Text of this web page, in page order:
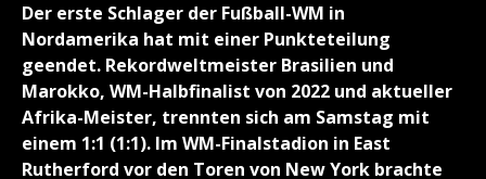
Der erste Schlager der Fußball-WM in
Nordamerika hat mit einer Punkteteilung
geendet. Rekordweltmeister Brasilien und
Marokko, WM-Halbfinalist von 2022 und aktueller
Afrika-Meister, trennten sich am Samstag mit
einem 1:1 (1:1). Im WM-Finalstadion in East
Rutherford vor den Toren von New York brachte